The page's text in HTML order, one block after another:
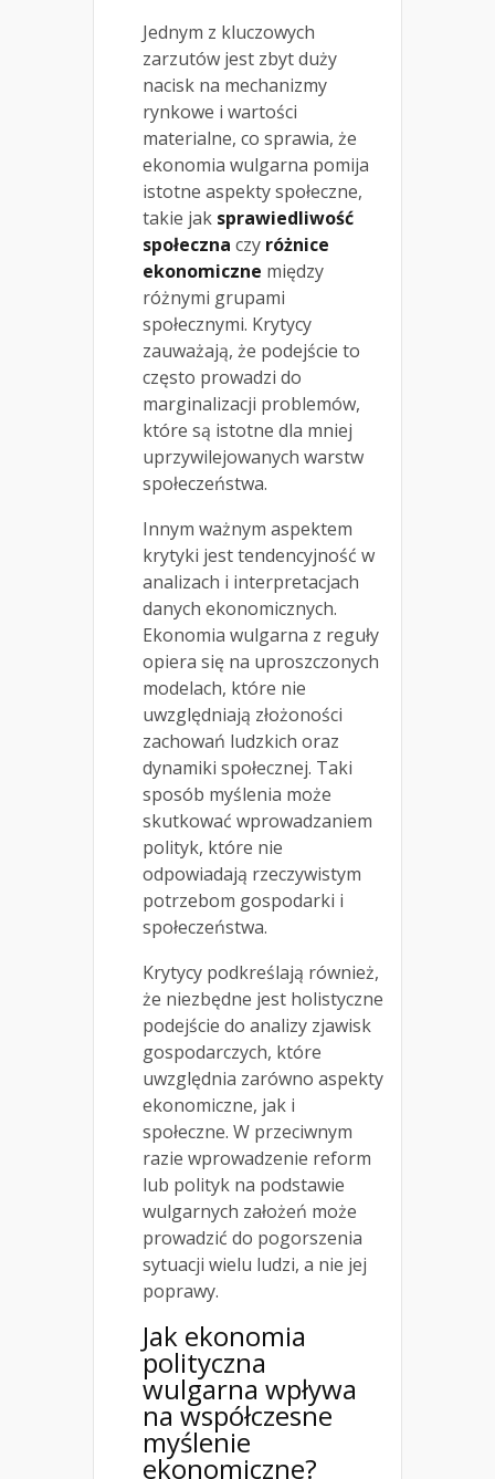
Jednym z kluczowych
zarzutów jest zbyt duży
nacisk na mechanizmy
rynkowe i wartości
materialne, co sprawia, że
ekonomia wulgarna pomija
istotne aspekty społeczne,
takie jak sprawiedliwość
społeczna czy różnice
ekonomiczne między
różnymi grupami
społecznymi. Krytycy
zauważają, że podejście to
często prowadzi do
marginalizacji problemów,
które są istotne dla mniej
uprzywilejowanych warstw
społeczeństwa.
Innym ważnym aspektem
krytyki jest tendencyjność w
analizach i interpretacjach
danych ekonomicznych.
Ekonomia wulgarna z reguły
opiera się na uproszczonych
modelach, które nie
uwzględniają złożoności
zachowań ludzkich oraz
dynamiki społecznej. Taki
sposób myślenia może
skutkować wprowadzaniem
polityk, które nie
odpowiadają rzeczywistym
potrzebom gospodarki i
społeczeństwa.
Krytycy podkreślają również,
że niezbędne jest holistyczne
podejście do analizy zjawisk
gospodarczych, które
uwzględnia zarówno aspekty
ekonomiczne, jak i
społeczne. W przeciwnym
razie wprowadzenie reform
lub polityk na podstawie
wulgarnych założeń może
prowadzić do pogorszenia
sytuacji wielu ludzi, a nie jej
poprawy.
Jak ekonomia
polityczna
wulgarna wpływa
na współczesne
myślenie
ekonomiczne?